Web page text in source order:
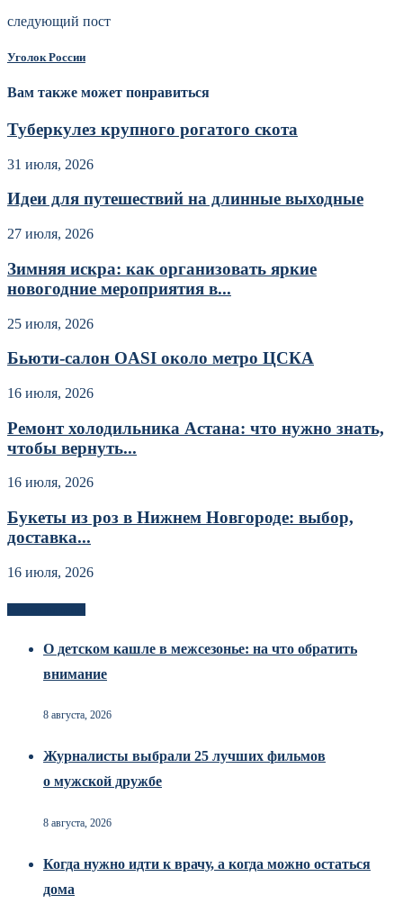
следующий пост
Уголок России
Вам также может понравиться
Туберкулез крупного рогатого скота
31 июля, 2026
Идеи для путешествий на длинные выходные
27 июля, 2026
Зимняя искра: как организовать яркие
новогодние мероприятия в...
25 июля, 2026
Бьюти-салон OASI около метро ЦСКА
16 июля, 2026
Ремонт холодильника Астана: что нужно знать,
чтобы вернуть...
16 июля, 2026
Букеты из роз в Нижнем Новгороде: выбор,
доставка...
16 июля, 2026
О детском кашле в межсезонье: на что обратить
внимание
8 августа, 2026
Журналисты выбрали 25 лучших фильмов
о мужской дружбе
8 августа, 2026
Когда нужно идти к врачу, а когда можно остаться
дома